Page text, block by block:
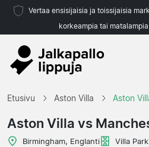
Vertaa ensisijaisia ja toissijaisia
korkeampia tai
Etusivu Aston Villa Aston
Aston Villa vs
Birmingham, Englanti Villa Park